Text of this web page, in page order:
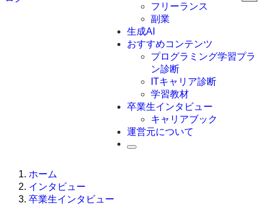
JavaScript
Swift
Ruby
フリーランス
副業
生成AI
おすすめコンテンツ
プログラミング学習プラ
ン診断
ITキャリア診断
学習教材
卒業生インタビュー
キャリアブック
運営元について
ホーム
インタビュー
卒業生インタビュー